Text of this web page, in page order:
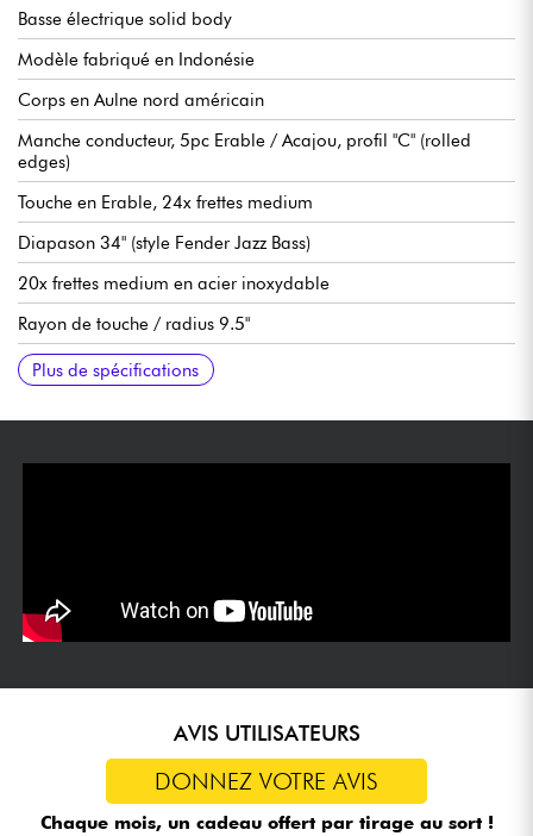
Basse électrique solid body
Modèle fabriqué en Indonésie
Corps en Aulne nord américain
Manche conducteur, 5pc Erable / Acajou, profil "C" (rolled
edges)
Touche en Erable, 24x frettes medium
Diapason 34" (style Fender Jazz Bass)
20x frettes medium en acier inoxydable
Rayon de touche / radius 9.5"
Largeur manche 1e frette 38 mm
Micros Marcus Custom-PJ Revolution Set
Electronique Sire Marcus Heritage-3, débrayable
active/passive (18v via 2x piles 9v)
Volume
Tone
Blender
Treble
Middle / Frequency (potentiomètre concentrique)
Bass
Mini sélecteur (pour commutation actif / passif)
Chevalet Sire Marcus Miller Marcus Heavymass Custom
Mécaniques Sire Premium Diecasting Gear
Sillet en os
Finition corps brillant
Finition manche satin
Vendue avec étui rigide Sire
Plus de spécifications
AVIS UTILISATEURS
DONNEZ VOTRE AVIS
Chaque mois, un cadeau offert par tirage au sort !